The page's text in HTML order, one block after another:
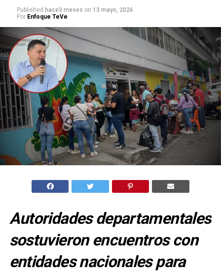
Published hace3 meses on 13 mayo, 2026
Por Enfoque TeVe
Autoridades departamentales
sostuvieron encuentros con
entidades nacionales para